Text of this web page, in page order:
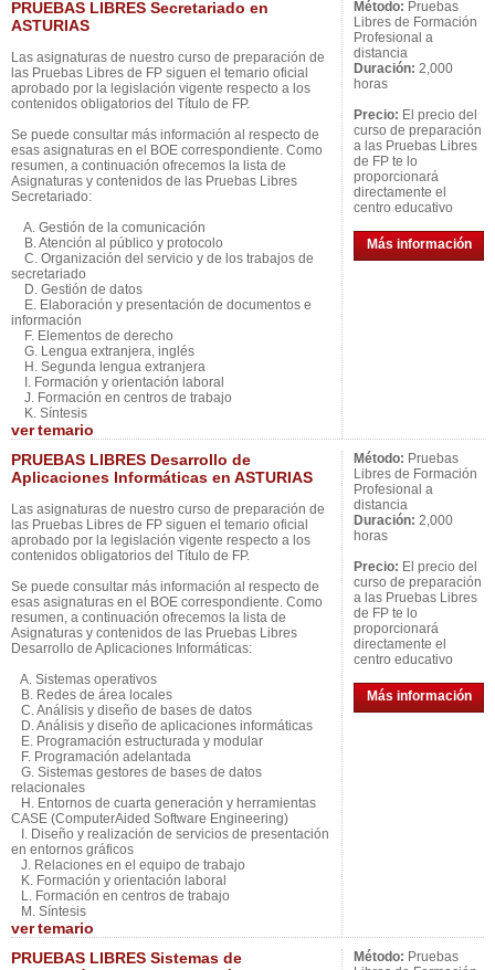
PRUEBAS LIBRES Secretariado en
ASTURIAS
Las asignaturas de nuestro curso de preparación de
las Pruebas Libres de FP siguen el temario oficial
aprobado por la legislación vigente respecto a los
contenidos obligatorios del Título de FP.
Se puede consultar más información al respecto de
esas asignaturas en el BOE correspondiente. Como
resumen, a continuación ofrecemos la lista de
Asignaturas y contenidos de las Pruebas Libres
Secretariado:
A. Gestión de la comunicación
B. Atención al público y protocolo
C. Organización del servicio y de los trabajos de
secretariado
D. Gestión de datos
E. Elaboración y presentación de documentos e
información
F. Elementos de derecho
G. Lengua extranjera, inglés
H. Segunda lengua extranjera
I. Formación y orientación laboral
J. Formación en centros de trabajo
K. Síntesis
vertemario
Método: Pruebas
Libres de Formación
Profesional a
distancia
Duración: 2,000
horas
Precio: El precio del
curso de preparación
a las Pruebas Libres
de FP te lo
proporcionará
directamente el
centro educativo
Más información
PRUEBAS LIBRES Desarrollo de
Aplicaciones Informáticas en ASTURIAS
Las asignaturas de nuestro curso de preparación de
las Pruebas Libres de FP siguen el temario oficial
aprobado por la legislación vigente respecto a los
contenidos obligatorios del Título de FP.
Se puede consultar más información al respecto de
esas asignaturas en el BOE correspondiente. Como
resumen, a continuación ofrecemos la lista de
Asignaturas y contenidos de las Pruebas Libres
Desarrollo de Aplicaciones Informáticas:
A. Sistemas operativos
B. Redes de área locales
C. Análisis y diseño de bases de datos
D. Análisis y diseño de aplicaciones informáticas
E. Programación estructurada y modular
F. Programación adelantada
G. Sistemas gestores de bases de datos
relacionales
H. Entornos de cuarta generación y herramientas
CASE (ComputerAided Software Engineering)
I. Diseño y realización de servicios de presentación
en entornos gráficos
J. Relaciones en el equipo de trabajo
K. Formación y orientación laboral
L. Formación en centros de trabajo
M. Síntesis
vertemario
Método: Pruebas
Libres de Formación
Profesional a
distancia
Duración: 2,000
horas
Precio: El precio del
curso de preparación
a las Pruebas Libres
de FP te lo
proporcionará
directamente el
centro educativo
Más información
PRUEBAS LIBRES Sistemas de
Método: Pruebas